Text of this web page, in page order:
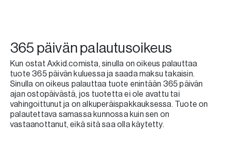
365 päivän palautusoikeus
Kun ostat Axkid.comista, sinulla on oikeus palauttaa
tuote 365 päivän kuluessa ja saada maksu takaisin.
Sinulla on oikeus palauttaa tuote enintään 365 päivän
ajan ostopäivästä, jos tuotetta ei ole avattu tai
vahingoittunut ja on alkuperäispakkauksessa. Tuote on
palautettava samassa kunnossa kuin sen on
vastaanottanut, eikä sitä saa olla käytetty.